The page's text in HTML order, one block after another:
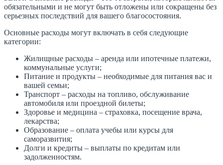
обязательными и не могут быть отложены или сокращены без
серьезных последствий для вашего благосостояния.
Основные расходы могут включать в себя следующие
категории:
Жилищные расходы – аренда или ипотечные платежи,
коммунальные услуги;
Питание и продукты – необходимые для питания вас и
вашей семьи;
Транспорт – расходы на топливо, обслуживание
автомобиля или проездной билеты;
Здоровье и медицина – страховка, посещение врача,
лекарства;
Образование – оплата учебы или курсы для
саморазвития;
Долги и кредиты – выплаты по кредитам или
задолженностям.